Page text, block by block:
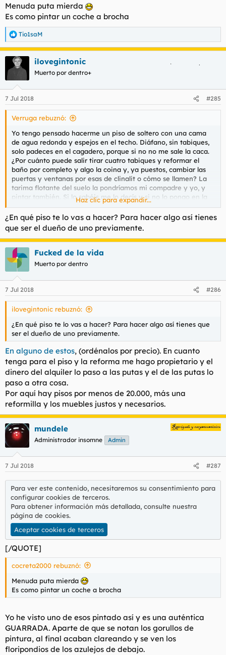
Menuda puta mierda
Es como pintar un coche a brocha
R
e
a
c
e
s
Tio1saM
ilovegintonic
Muerto por dentro+
7 Jul 2018 #285
Verruga rebuznó:
Yo tengo pensado hacerme un piso de soltero con una cama
de agua redonda y espejos en el techo. Diáfano, sin tabiques,
solo padeces en el cagadero, porque si no no me sale la caca.
¿Por cuánto puede salir tirar cuatro tabiques y reformar el
baño por completo y algo la coina y, ya puestos, cambiar las
puertas y ventanas por esas de clinalit o cómo se llamen? La
tarima flotante del suelo la pondríamos mi compadre y yo, y
pintar también. Si lo sabéis me lo decís y si no lo pongo en la
página esa de presupuestos.
Haz clic para expandir...
¿En qué piso te lo vas a hacer? Para hacer algo así tienes
que ser el dueño de uno previamente.
Fucked de la vida
Muerto por dentro
7 Jul 2018 #286
ilovegintonic rebuznó:
¿En qué piso te lo vas a hacer? Para hacer algo así tienes que
ser el dueño de uno previamente.
En alguno de estos, (ordénalos por precio). En cuanto
tenga para el piso y la reforma me hago propietario y el
dinero del alquiler lo paso a las putas y el de las putas lo
paso a otra cosa.
Por aquí hay pisos por menos de 20.000, más una
reformilla y los muebles justos y necesarios.
mundele
Administrador insomne Admin
7 Jul 2018 #287
Para ver este contenido, necesitaremos su consentimiento para
configurar cookies de terceros.
Para obtener información más detallada, consulte nuestra
página de cookies.
Aceptar cookies de terceros
[/QUOTE]
cocreta2000 rebuznó:
Menuda puta mierda
Es como pintar un coche a brocha
Yo he visto uno de esos pintado así y es una auténtica
GUARRADA. Aparte de que se notan los gorullos de
pintura, al final acaban clareando y se ven los
floripondios de los azulejos de debajo.